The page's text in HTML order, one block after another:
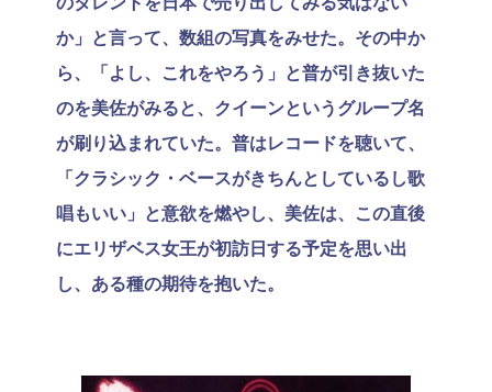
か」と言って、数組の写真をみせた。その中か
ら、「よし、これをやろう」と普が引き抜いた
のを美佐がみると、クイーンというグループ名
が刷り込まれていた。普はレコードを聴いて、
「クラシック・ベースがきちんとしているし歌
唱もいい」と意欲を燃やし、美佐は、この直後
にエリザベス女王が初訪日する予定を思い出
し、ある種の期待を抱いた。